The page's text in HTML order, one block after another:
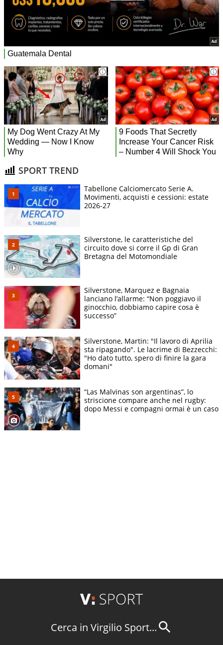
SPORT TREND
Tabellone Calciomercato Serie A.
Movimenti, acquisti e cessioni: estate
2026-27
Silverstone, le caratteristiche del
circuito dove si corre il Gp di Gran
Bretagna del Motomondiale
Silverstone, Marquez e Bagnaia
lanciano l’allarme: “Non poggiavo il
ginocchio, dobbiamo capire cosa è
successo”
Silverstone, Martin: "Il lavoro di Aprilia
sta ripagando". Le lacrime di Bezzecchi:
"Ho dato tutto, spero di finire la gara
domani"
“Las Malvinas son argentinas”, lo
striscione compare anche nel rugby:
dopo Messi e compagni ormai è un caso
Cerca in Virgilio Sport...